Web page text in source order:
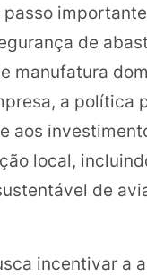
passo
de
manufatura
a política
aos
local,
de
incentivar a